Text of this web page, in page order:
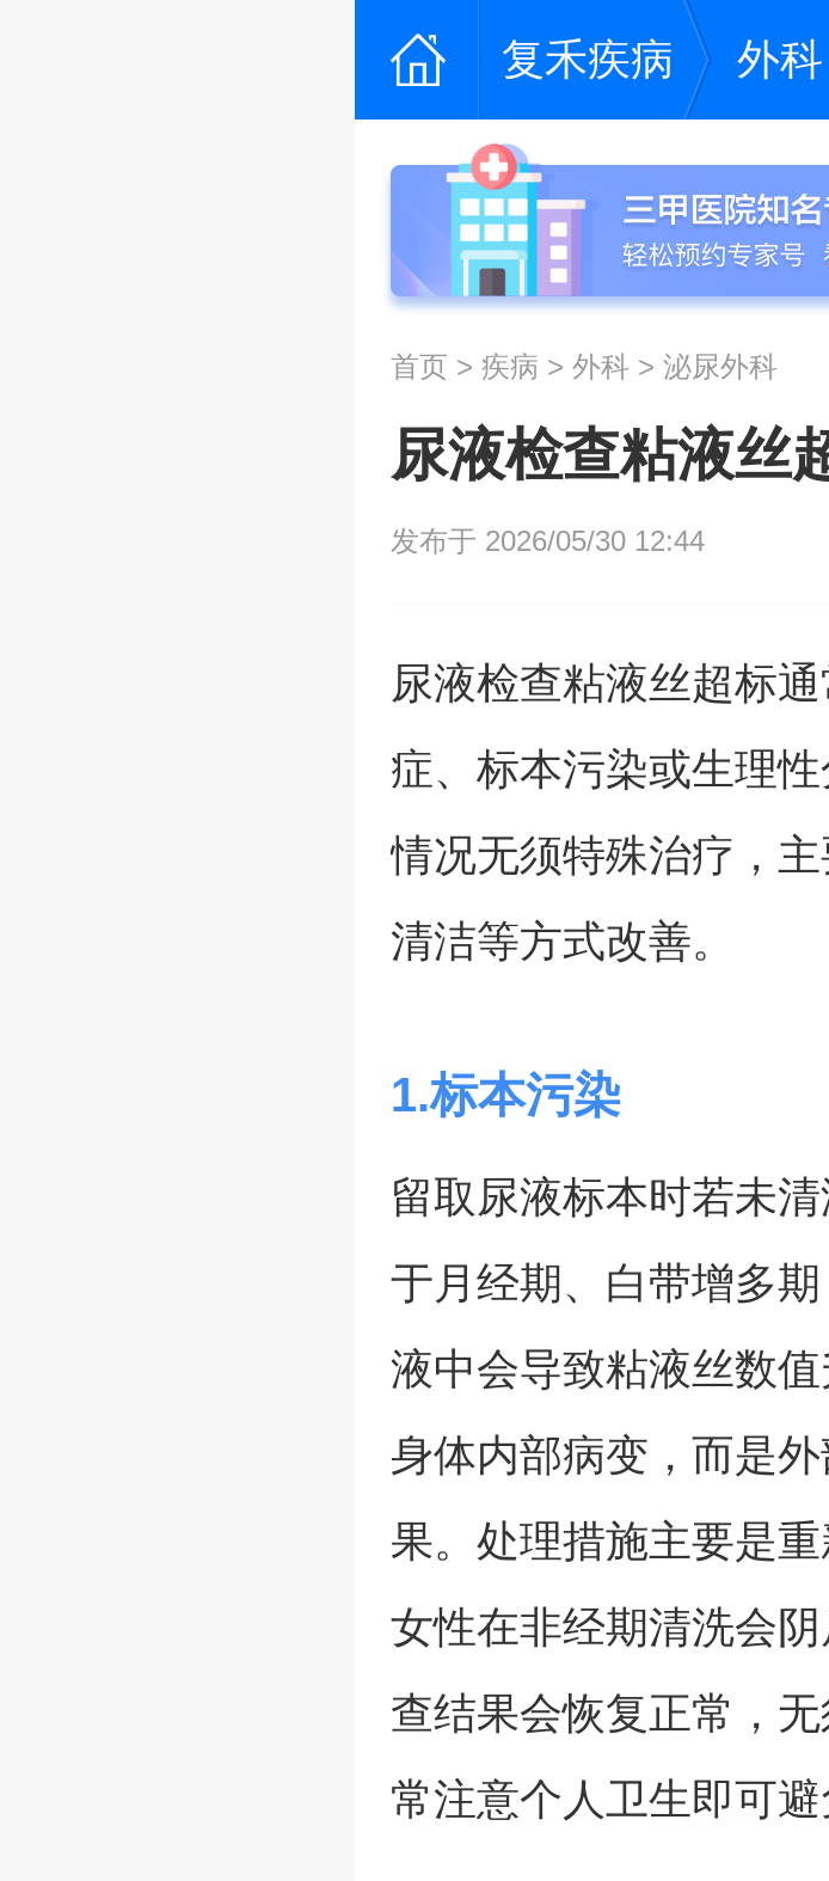
复禾疾病 外科
首页 > 疾病 > 外科 > 泌尿外科
尿液检查粘液丝
发布于 2026/05/30 12:44
尿液检查粘液丝超标
症、标本污染或生理
情况无须特殊治疗，
清洁等方式改善。
1.标本污染
留取尿液标本时若未
于月经期、白带增多
液中会导致粘液丝数
身体内部病变，而是
果。处理措施主要是
女性在非经期清洗会
查结果会恢复正常，
常注意个人卫生即可避